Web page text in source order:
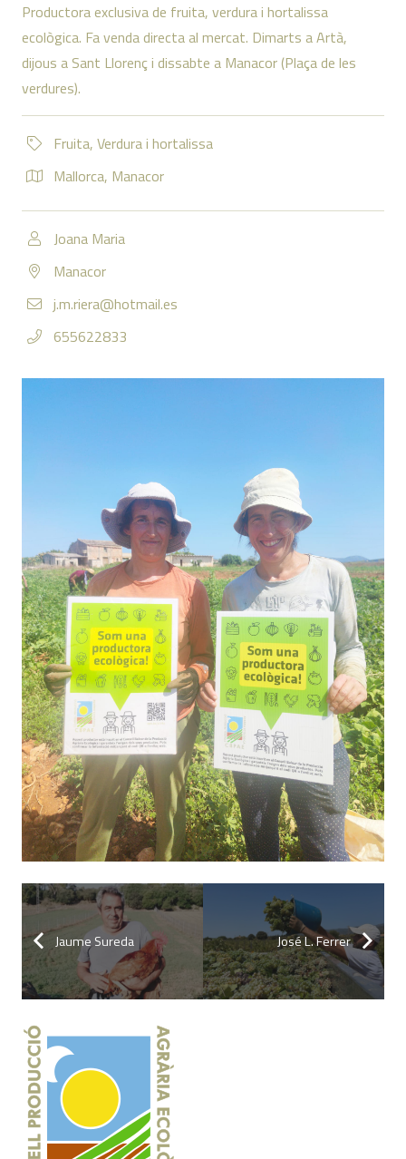
Productora exclusiva de fruita, verdura i hortalissa
ecològica. Fa venda directa al mercat. Dimarts a Artà,
dijous a Sant Llorenç i dissabte a Manacor (Plaça de les
verdures).
Fruita,Verdura i hortalissa
Mallorca, Manacor
Joana Maria
Manacor
j.m.riera@hotmail.es
655622833
Jaume Sureda José L. Ferrer